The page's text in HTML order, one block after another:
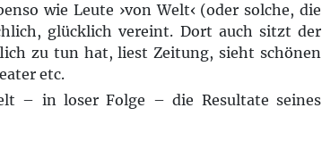
wie Leute ›von Welt‹ (oder solche, die
glücklich vereint. Dort auch sitzt der
zu tun hat, liest Zeitung, sieht schönen
etc.
– in loser Folge – die Resultate seines